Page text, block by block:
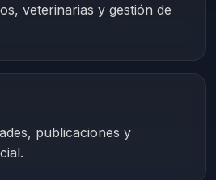
veterinarias y gestión de
publicaciones y